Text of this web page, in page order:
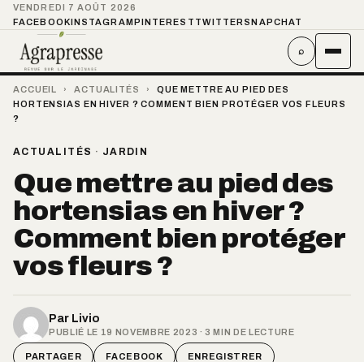
VENDREDI 7 AOÛT 2026
FACEBOOKINSTAGRAMPINTEREST TWITTER SNAPCHAT
⌕
ACCUEIL › ACTUALITÉS ›
QUE METTRE AU PIED DES
HORTENSIAS EN HIVER ? COMMENT BIEN PROTÉGER VOS FLEURS
?
ACTUALITÉS · JARDIN
Que mettre au pied des
hortensias en hiver ?
Comment bien protéger
vos fleurs ?
Par Livio
PUBLIÉ LE 19 NOVEMBRE 2023 · 3 MIN DE LECTURE
PARTAGER FACEBOOK ENREGISTRER